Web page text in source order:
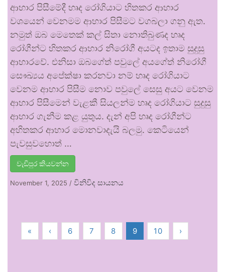
ආහාර පිසීමේදී හෘද රෝගියාට හිතකර ආහාර
වශයෙන් වෙනමම ආහාර පිසීමට වගබලා ගනු ඇත.
නමුත් ඔබ මෙතෙක් කල් සිතා නොතිබුණද හෘද
රෝගීන්ට හිතකර ආහාර නිරෝගී අයටද ඉතාම සුදුසු
ආහාරවේ. එනිසා ඔබගේත් පවුලේ අයගේත් නිරෝගී
සෞඛ්‍යය අපේක්ෂා කරනවා නම් හෘද රෝගියාට
වෙනම ආහාර පිසීම නොව පවුලේ සෙසු අයට වෙනම
ආහාර පිසීමෙන් වැළකී සියලන්ම හෘද රෝගියාට සුදුසු
ආහාර ගැනීම කළ යුතුය. දැන් අපි හෘද රෝගීන්ට
අහිතකර ආහාර මොනවාදැයි බලමු. කෙටියෙන්
පැවසුවහොත් …
වැඩිපුර කියවන්න
November 1, 2025 / විනිවිද සායනය
« ‹ 6 7 8 9 10 ›